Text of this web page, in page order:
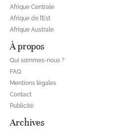
Afrique Centrale
Afrique de l’Est
Afrique Australe
À propos
Qui sommes-nous ?
FAQ
Mentions légales
Contact
Publicité
Archives